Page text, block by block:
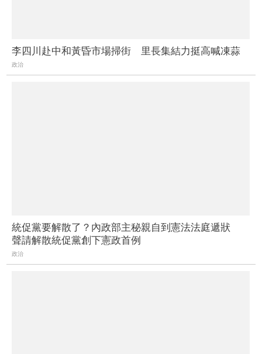
李四川赴中和黃昏市場掃街 里長集結力挺高喊凍蒜
政治
統促黨要解散了？內政部主秘親自到憲法法庭遞狀
聲請解散統促黨創下憲政首例
政治